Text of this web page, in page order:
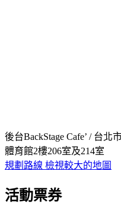
後台BackStage Cafe’ / 台
體育館2樓206室及214室
規劃路線 檢視較大的地圖
活動票券